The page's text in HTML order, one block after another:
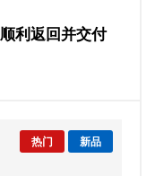
利返回并交付
热门 新品